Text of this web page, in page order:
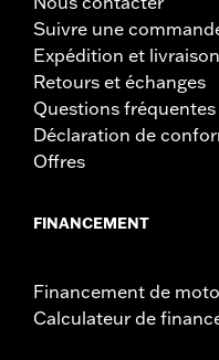
Suivre une
Expédition et livraison
Retours et échanges
Questions fréquentes
Déclaration de
Offres
FINANCEMENT
Financement de moto
Calculateur de